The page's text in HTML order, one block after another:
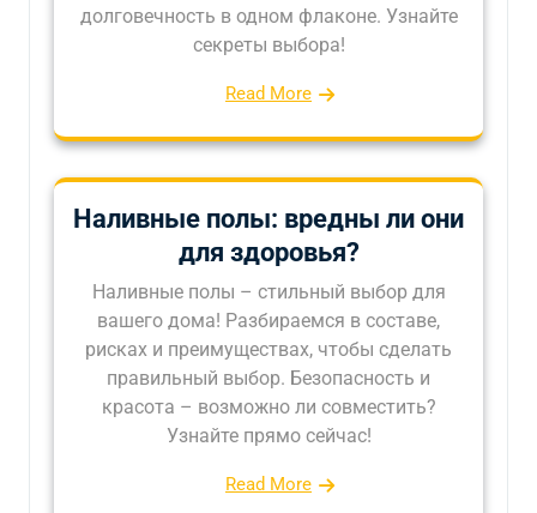
долговечность в одном флаконе. Узнайте
секреты выбора!
Read More
Наливные полы: вредны ли они
для здоровья?
Наливные полы – стильный выбор для
вашего дома! Разбираемся в составе,
рисках и преимуществах, чтобы сделать
правильный выбор. Безопасность и
красота – возможно ли совместить?
Узнайте прямо сейчас!
Read More